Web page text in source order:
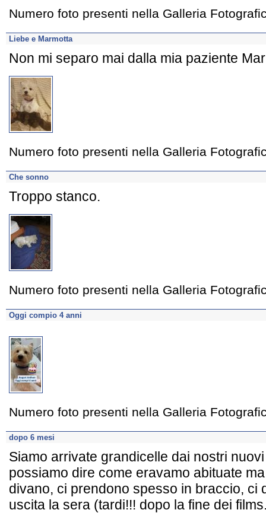
Numero foto presenti nella Galleria
Liebe e Marmotta
Non mi separo mai dalla mia paziente
Numero foto presenti nella Galleria
Che sonno
Troppo stanco.
Numero foto presenti nella Galleria
Oggi compio 4 anni
Numero foto presenti nella Galleria
dopo 6 mesi
Siamo arrivate grandicelle dai nostri
possiamo dire come eravamo abituate
divano, ci prendono spesso in braccio, ci
uscita la sera (tardi!!! dopo la fine dei